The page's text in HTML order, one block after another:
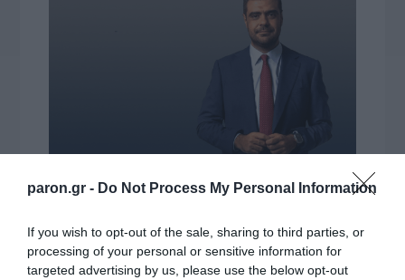
paron.gr - Do Not Process My Personal Information
If you wish to opt-out of the sale, sharing to third parties, or
processing of your personal or sensitive information for
targeted advertising by us, please use the below opt-out